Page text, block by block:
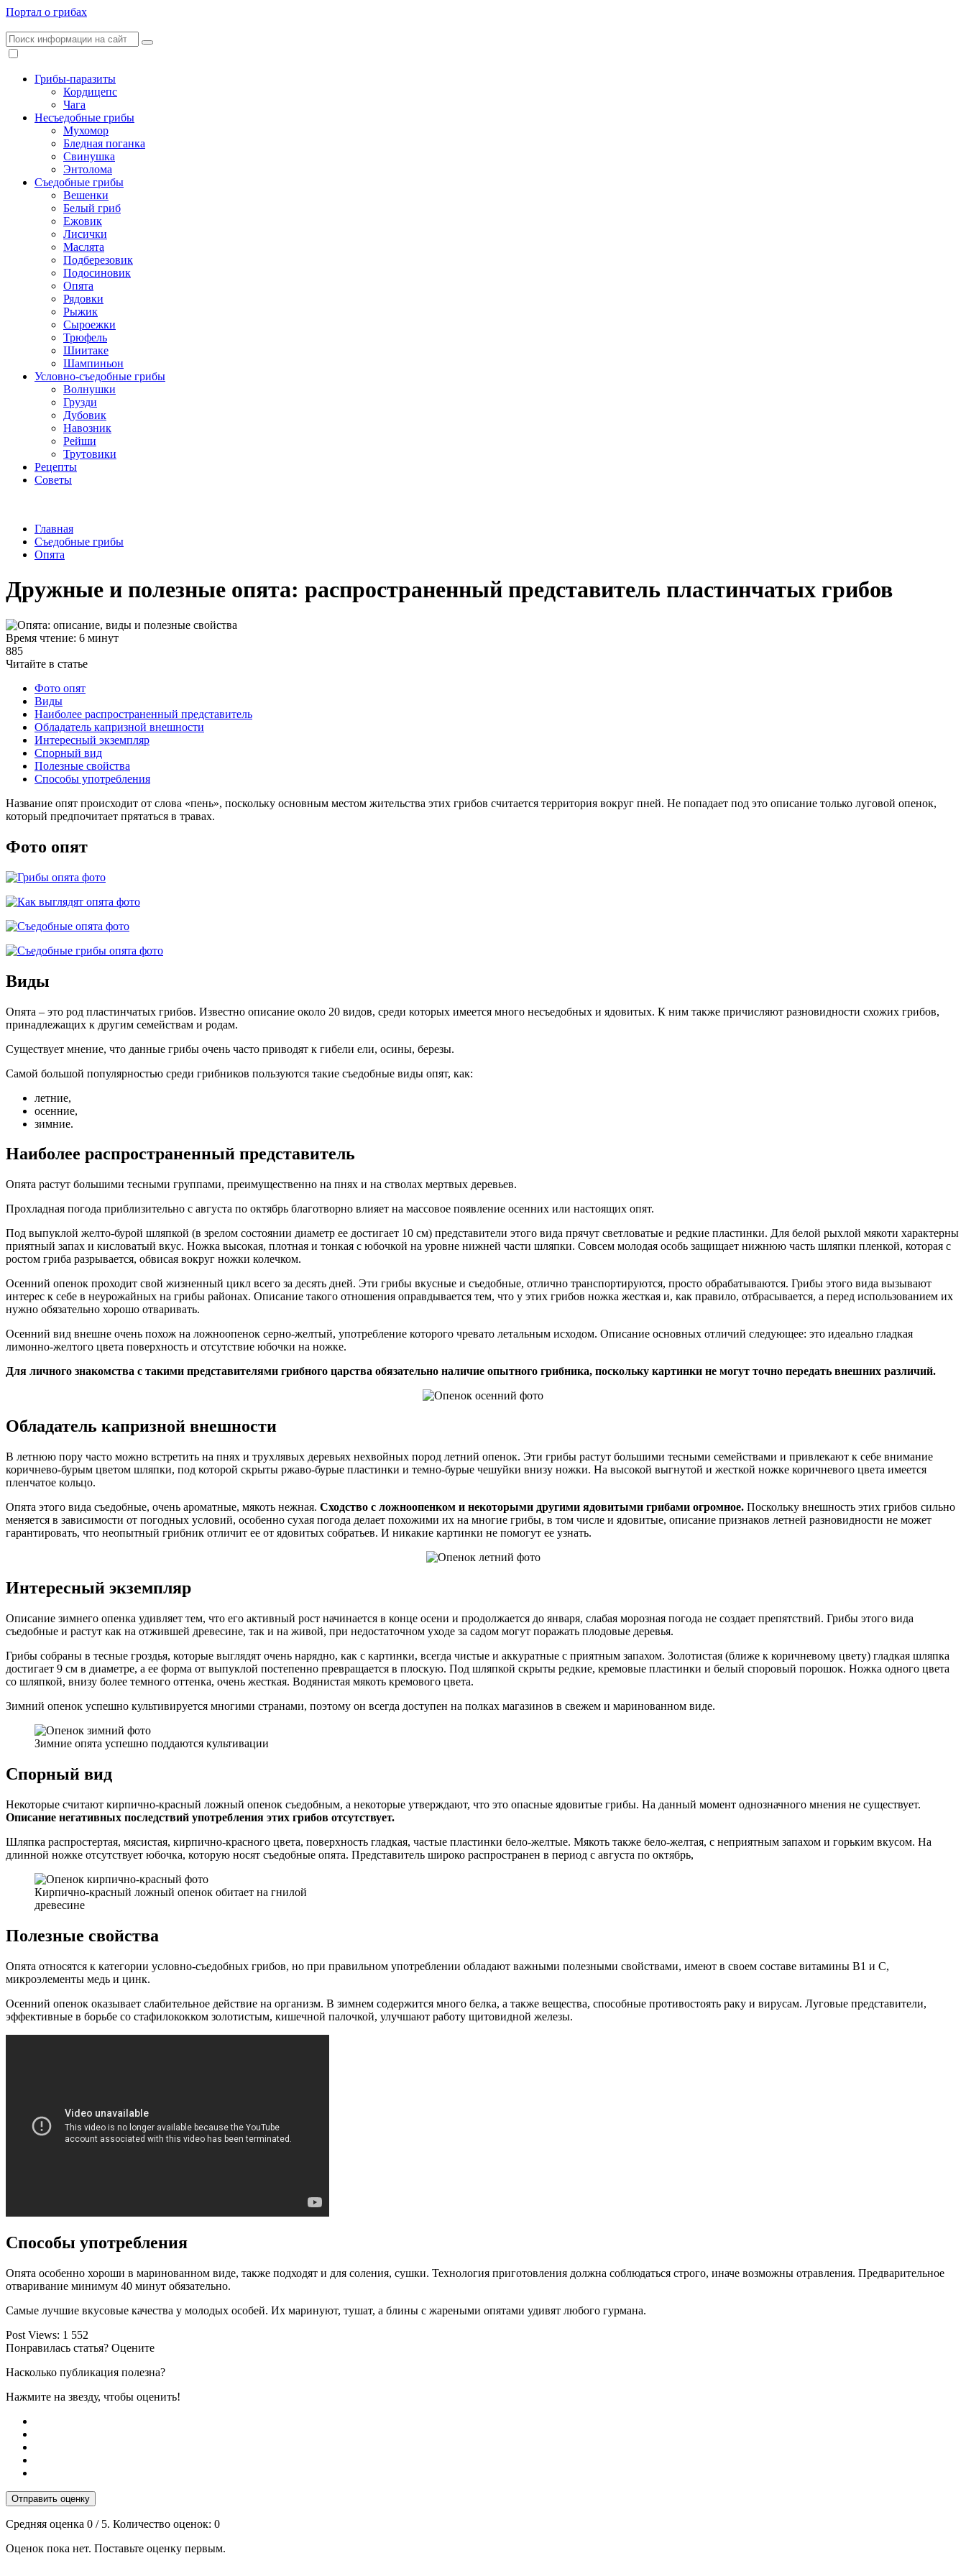
Портал о грибах
Грибы-паразиты
Кордицепс
Чага
Несъедобные грибы
Мухомор
Бледная поганка
Свинушка
Энтолома
Съедобные грибы
Вешенки
Белый гриб
Ежовик
Лисички
Маслята
Подберезовик
Подосиновик
Опята
Рядовки
Рыжик
Сыроежки
Трюфель
Шиитаке
Шампиньон
Условно-съедобные грибы
Волнушки
Грузди
Дубовик
Навозник
Рейши
Трутовики
Рецепты
Советы
Главная
Съедобные грибы
Опята
Дружные и полезные опята: распространенный представитель пластинчатых грибов
Время чтение: 6 минут
885
Читайте в статье
Фото опят
Виды
Наиболее распространенный представитель
Обладатель капризной внешности
Интересный экземпляр
Спорный вид
Полезные свойства
Способы употребления
Название опят происходит от слова «пень», поскольку основным местом жительства этих грибов считается территория вокруг пней. Не попадает под это описание только луговой опенок,
который предпочитает прятаться в травах.
Фото опят
Виды
Опята – это род пластинчатых грибов. Известно описание около 20 видов, среди которых имеется много несъедобных и ядовитых. К ним также причисляют разновидности схожих грибов,
принадлежащих к другим семействам и родам.
Существует мнение, что данные грибы очень часто приводят к гибели ели, осины, березы.
Самой большой популярностью среди грибников пользуются такие съедобные виды опят, как:
летние,
осенние,
зимние.
Наиболее распространенный представитель
Опята растут большими тесными группами, преимущественно на пнях и на стволах мертвых деревьев.
Прохладная погода приблизительно с августа по октябрь благотворно влияет на массовое появление осенних или настоящих опят.
Под выпуклой желто-бурой шляпкой (в зрелом состоянии диаметр ее достигает 10 см) представители этого вида прячут светловатые и редкие пластинки. Для белой рыхлой мякоти характерны
приятный запах и кисловатый вкус. Ножка высокая, плотная и тонкая c юбочкой на уровне нижней части шляпки. Совсем молодая особь защищает нижнюю часть шляпки пленкой, которая с
ростом гриба разрывается, обвисая вокруг ножки колечком.
Осенний опенок проходит свой жизненный цикл всего за десять дней. Эти грибы вкусные и съедобные, отлично транспортируются, просто обрабатываются. Грибы этого вида вызывают
интерес к себе в неурожайных на грибы районах. Описание такого отношения оправдывается тем, что у этих грибов ножка жесткая и, как правило, отбрасывается, а перед использованием их
нужно обязательно хорошо отваривать.
Осенний вид внешне очень похож на ложноопенок серно-желтый, употребление которого чревато летальным исходом. Описание основных отличий следующее: это идеально гладкая
лимонно-желтого цвета поверхность и отсутствие юбочки на ножке.
Для личного знакомства с такими представителями грибного царства обязательно наличие опытного грибника, поскольку картинки не могут точно передать внешних различий.
Обладатель капризной внешности
В летнюю пору часто можно встретить на пнях и трухлявых деревьях нехвойных пород летний опенок. Эти грибы растут большими тесными семействами и привлекают к себе внимание
коричнево-бурым цветом шляпки, под которой скрыты ржаво-бурые пластинки и темно-бурые чешуйки внизу ножки. На высокой выгнутой и жесткой ножке коричневого цвета имеется
пленчатое кольцо.
Опята этого вида съедобные, очень ароматные, мякоть нежная. Сходство с ложноопенком и некоторыми другими ядовитыми грибами огромное. Поскольку внешность этих грибов сильно
меняется в зависимости от погодных условий, особенно сухая погода делает похожими их на многие грибы, в том числе и ядовитые, описание признаков летней разновидности не может
гарантировать, что неопытный грибник отличит ее от ядовитых собратьев. И никакие картинки не помогут ее узнать.
Интересный экземпляр
Описание зимнего опенка удивляет тем, что его активный рост начинается в конце осени и продолжается до января, слабая морозная погода не создает препятствий. Грибы этого вида
съедобные и растут как на отжившей древесине, так и на живой, при недостаточном уходе за садом могут поражать плодовые деревья.
Грибы собраны в тесные гроздья, которые выглядят очень нарядно, как с картинки, всегда чистые и аккуратные с приятным запахом. Золотистая (ближе к коричневому цвету) гладкая шляпка
достигает 9 см в диаметре, а ее форма от выпуклой постепенно превращается в плоскую. Под шляпкой скрыты редкие, кремовые пластинки и белый споровый порошок. Ножка одного цвета
со шляпкой, внизу более темного оттенка, очень жесткая. Водянистая мякоть кремового цвета.
Зимний опенок успешно культивируется многими странами, поэтому он всегда доступен на полках магазинов в свежем и маринованном виде.
Зимние опята успешно поддаются культивации
Спорный вид
Некоторые считают кирпично-красный ложный опенок съедобным, а некоторые утверждают, что это опасные ядовитые грибы. На данный момент однозначного мнения не существует.
Описание негативных последствий употребления этих грибов отсутствует.
Шляпка распростертая, мясистая, кирпично-красного цвета, поверхность гладкая, частые пластинки бело-желтые. Мякоть также бело-желтая, с неприятным запахом и горьким вкусом. На
длинной ножке отсутствует юбочка, которую носят съедобные опята. Представитель широко распространен в период с августа по октябрь,
Кирпично-красный ложный опенок обитает на гнилой
древесине
Полезные свойства
Опята относятся к категории условно-съедобных грибов, но при правильном употреблении обладают важными полезными свойствами, имеют в своем составе витамины В1 и С,
микроэлементы медь и цинк.
Осенний опенок оказывает слабительное действие на организм. В зимнем содержится много белка, а также вещества, способные противостоять раку и вирусам. Луговые представители,
эффективные в борьбе со стафилококком золотистым, кишечной палочкой, улучшают работу щитовидной железы.
Способы употребления
Опята особенно хороши в маринованном виде, также подходят и для соления, сушки. Технология приготовления должна соблюдаться строго, иначе возможны отравления. Предварительное
отваривание минимум 40 минут обязательно.
Самые лучшие вкусовые качества у молодых особей. Их маринуют, тушат, а блины с жареными опятами удивят любого гурмана.
Post Views: 1 552
Понравилась статья? Оцените
Насколько публикация полезна?
Нажмите на звезду, чтобы оценить!
Отправить оценку
Средняя оценка 0 / 5. Количество оценок: 0
Оценок пока нет. Поставьте оценку первым.